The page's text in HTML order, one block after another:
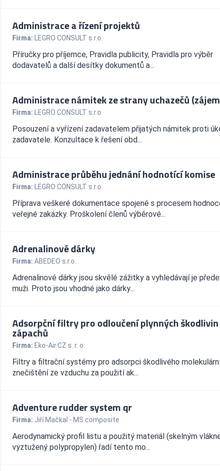
Administrace a řízení projektů
Firma: LEGRO CONSULT s.r.o.
Příručky pro příjemce, Pravidla publicity, Pravidla pro výběr
dodavatelů a další desítky dokumentů a...
Administrace námitek ze strany uchazečů
Firma: LEGRO CONSULT s.r.o.
Posouzení a vyřízení zadavatelem přijatých námitek proti
zadavatele. Konzultace k řešení obd...
Administrace průběhu jednání hodnotící komise
Firma: LEGRO CONSULT s.r.o.
Příprava veškeré dokumentace spojené s procesem
veřejné zakázky. Proškolení členů výběrové...
Adrenalinové dárky
Firma: ABEDEO s.r.o.
Adrenalinové dárky jsou skvělé zážitky a vyhledávají je
muži. Proto jsou vhodné jako dárky...
Adsorpční filtry pro odloučení plynných
zápachů
Firma: Eko-Air.CZ s. r. o.
Filtry a filtrační systémy pro adsorpci škodlivého
znečištění ze vzduchu za použití ak...
Adventure rudder system qr
Firma: Jiří Mačkal - MS composite
Aerodynamický profil listu a použitý materiál (skelným
vyztužený polypropylen) řadí tento mo...